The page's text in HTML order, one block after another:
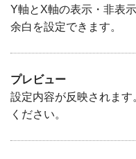
Y軸とX軸の表示・非表
余白を設定できます。
プレビュー
設定内容が反映されま
ください。